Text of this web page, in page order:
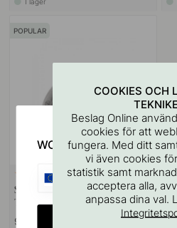
POPULAR
15 + FÄRGER
Skålhandtag 3922 - 64mm -
Tenn
99 kr
COOKIES OCH
Beslag Online
cookies för att
fungera. Med ditt
vi även cookies
statistik samt
acceptera alla,
anpassa dina val.
WOULD YOU RATHER
EU
CHANGE